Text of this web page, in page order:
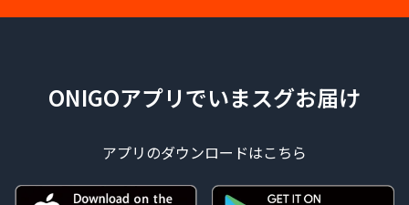
ONIGOアプリでいまスグお届け
アプリのダウンロードはこちら